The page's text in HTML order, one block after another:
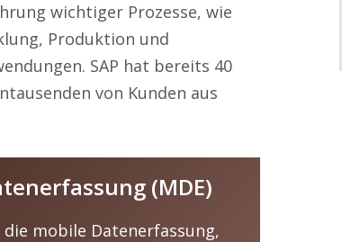
wichtiger Prozesse, wie
Produktion und
SAP hat bereits 40
von Kunden aus
(MDE)
mobile Datenerfassung,